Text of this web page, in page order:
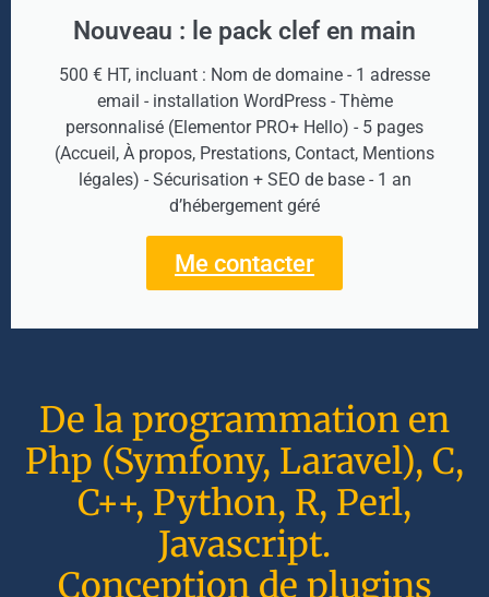
Nouveau : le pack clef en main
500 € HT, incluant : Nom de domaine - 1 adresse
email - installation WordPress - Thème
personnalisé (Elementor PRO+ Hello) - 5 pages
(Accueil, À propos, Prestations, Contact, Mentions
légales) - Sécurisation + SEO de base - 1 an
d’hébergement géré
Me contacter
De la programmation en
Php (Symfony, Laravel), C,
C++, Python, R, Perl,
Javascript.
Conception de plugins